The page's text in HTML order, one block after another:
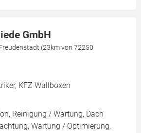
GmbH
(23km von 72250
KFZ Wallboxen
Reinigung / Wartung, Dach
Wartung / Optimierung,